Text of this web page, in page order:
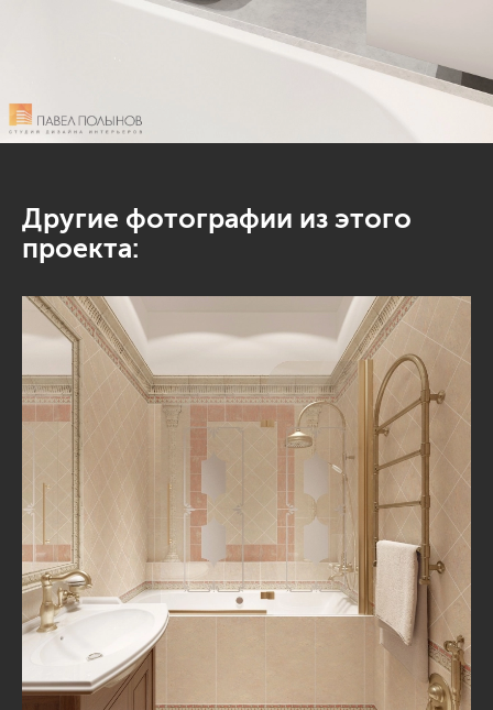
Другие фотографии из этого
проекта: